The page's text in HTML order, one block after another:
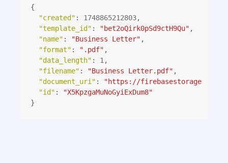
{
"created" : 1748865212803,
"template_id" : "bet2oQirk0pSd9ctH9Qu" ,
"name" : "Business Letter" ,
"format" : ".pdf" ,
"data_length" : 1 ,
"filename" : "Business Letter.pdf" ,
"document_uri" :
"https://
"id" :
"X5KpzgaMuNoGyiExDum8"
}